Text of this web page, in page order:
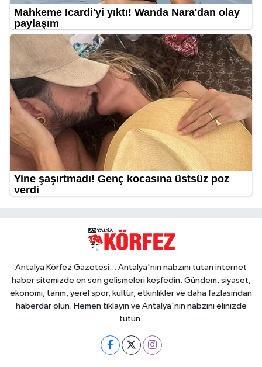
Antalya Körfez Gazetesi... Antalya'nın nabzını tutan internet
haber sitemizde en son gelişmeleri keşfedin. Gündem, siyaset,
ekonomi, tarım, yerel spor, kültür, etkinlikler ve daha fazlasından
haberdar olun. Hemen tıklayın ve Antalya'nın nabzını elinizde
tutun.